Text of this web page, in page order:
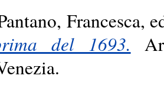
Francesca,
del 1693.